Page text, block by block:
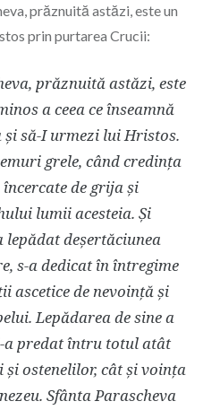
prăznuită astăzi, este un
prin purtarea Crucii:
prăznuită astăzi, este
a ceea ce înseamnă
și să-I urmezi lui Hristos.
grele, când credința
de grija și
lumii acesteia. Și
lepădat deșertăciunea
s-a dedicat în întregime
ascetice de nevoință și
Lepădarea de sine a
a predat întru totul atât
ostenelilor, cât și voința
Sfânta Parascheva